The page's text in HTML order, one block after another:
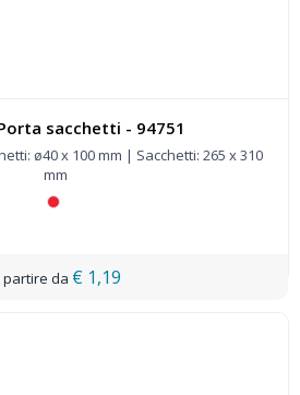
sacchetti - 94751
ø40 x 100 mm | Sacchetti: 265 x 310
mm
€ 1,19